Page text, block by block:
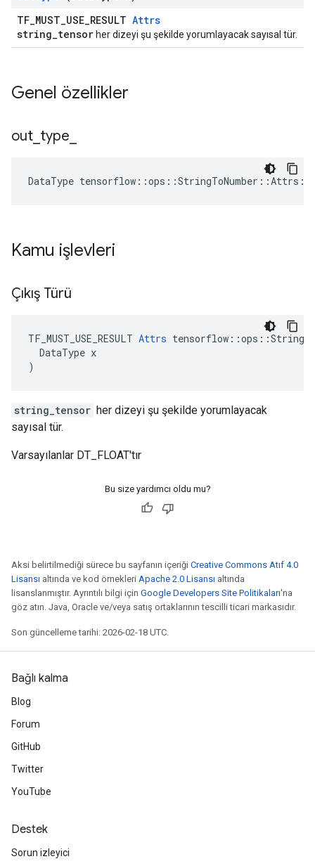
TF_MUST_USE_RESULT Attrs
string_tensor her dizeyi şu şekilde yorumlayacak sayısal tür.
Genel özellikler
out type
DataType tensorflow ::ops ::StringToNumber ::Attrs ::
Kamu işlevleri
Çıkış Türü
TF_MUST_USE_RESULT Attrs
  DataType x
)
string_tensor her dizeyi şu şekilde yorumlayacak
sayısal tür.
Varsayılanlar DT_FLOAT'tır
Bu size yardımcı oldu mu?
Aksi belirtilmediği sürece bu sayfanın içeriği Creative Commons Atıf 4.0
Lisansı altında ve kod örnekleri Apache 2.0 Lisansı altında
lisanslanmıştır. Ayrıntılı bilgi için Google Developers Site Politikaları'na
göz atın. Java, Oracle ve/veya satış ortaklarının tescilli ticari markasıdır.
Son güncelleme tarihi: 2026-02-18 UTC.
Bağlı kalma
Blog
Forum
GitHub
Twitter
YouTube
Destek
Sorun izleyici